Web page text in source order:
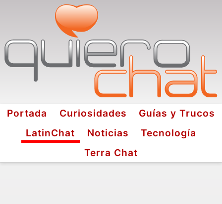
Portada Curiosidades
Guías y Trucos
LatinChat
Noticias
Tecnología
Terra Chat